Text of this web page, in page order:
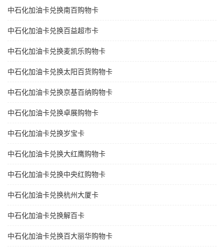
中石化加油卡兑换南百购物卡
中石化加油卡兑换百益超市卡
中石化加油卡兑换麦凯乐购物卡
中石化加油卡兑换太阳百货购物卡
中石化加油卡兑换京基百纳购物卡
中石化加油卡兑换卓展购物卡
中石化加油卡兑换岁宝卡
中石化加油卡兑换大红鹰购物卡
中石化加油卡兑换中央红购物卡
中石化加油卡兑换杭州大厦卡
中石化加油卡兑换解百卡
中石化加油卡兑换百大丽华购物卡